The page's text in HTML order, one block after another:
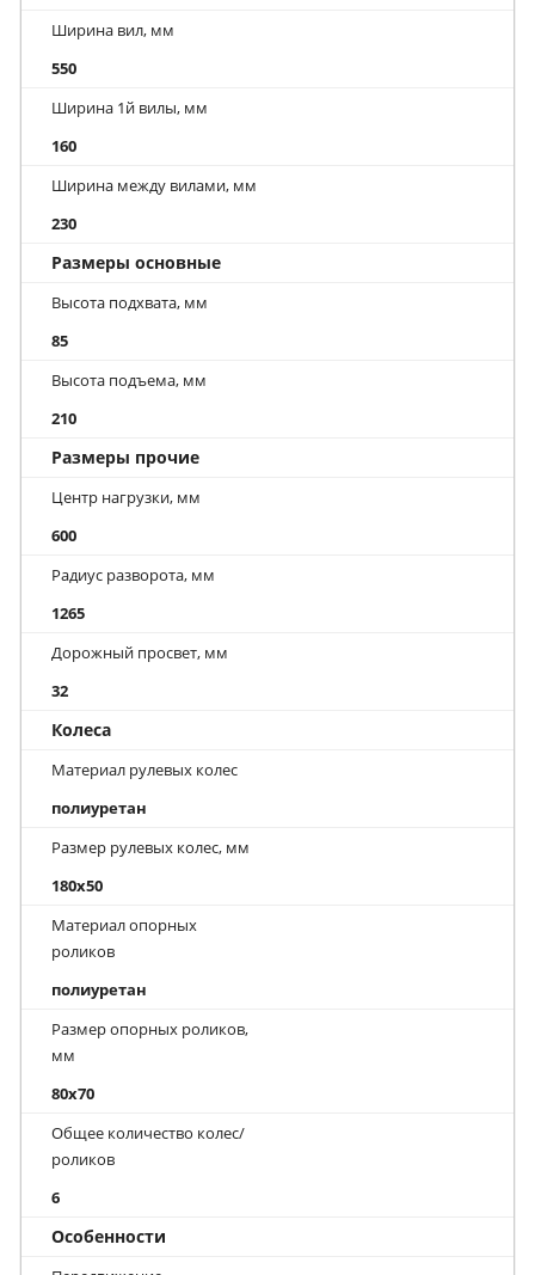
Ширина вил, мм
550
Ширина 1й вилы, мм
160
Ширина между вилами, мм
230
Размеры основные
Высота подхвата, мм
85
Высота подъема, мм
210
Размеры прочие
Центр нагрузки, мм
600
Радиус разворота, мм
1265
Дорожный просвет, мм
32
Колеса
Материал рулевых колес
полиуретан
Размер рулевых колес, мм
180x50
Материал опорных
роликов
полиуретан
Размер опорных роликов,
мм
80x70
Общее количество колес/
роликов
6
Особенности